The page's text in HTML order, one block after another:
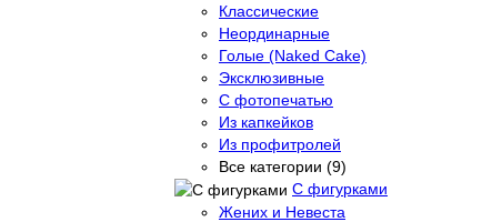
Классические
Неординарные
Голые (Naked Cake)
Эксклюзивные
С фотопечатью
Из капкейков
Из профитролей
Все категории (9)
С фигурками
Жених и Невеста